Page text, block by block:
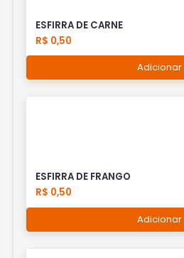
ESFIRRA DE CARNE
R$ 0,50
Adicionar
ESFIRRA DE FRANGO
R$ 0,50
Adicionar